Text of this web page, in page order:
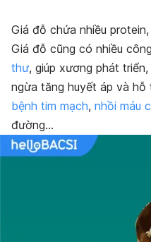
Giá đỗ chứa nhiều
Giá đỗ cũng có nhiều
thư, giúp xương phát
ngừa tăng huyết áp và
bệnh tim mạch, nhồi máu
đường…